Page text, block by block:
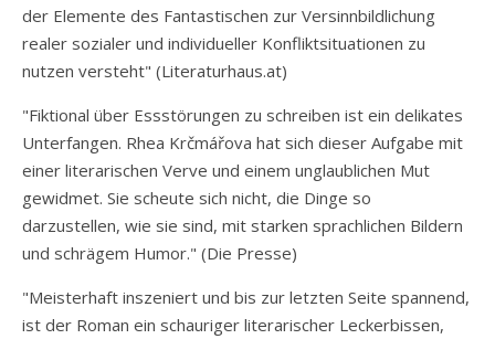
der Elemente des Fantastischen zur Versinnbildlichung
realer sozialer und individueller Konfliktsituationen zu
nutzen versteht" (Literaturhaus.at)
"Fiktional über Essstörungen zu schreiben ist ein delikates
Unterfangen. Rhea Krčmářova hat sich dieser Aufgabe mit
einer literarischen Verve und einem unglaublichen Mut
gewidmet. Sie scheute sich nicht, die Dinge so
darzustellen, wie sie sind, mit starken sprachlichen Bildern
und schrägem Humor." (Die Presse)
"Meisterhaft inszeniert und bis zur letzten Seite spannend,
ist der Roman ein schauriger literarischer Leckerbissen,